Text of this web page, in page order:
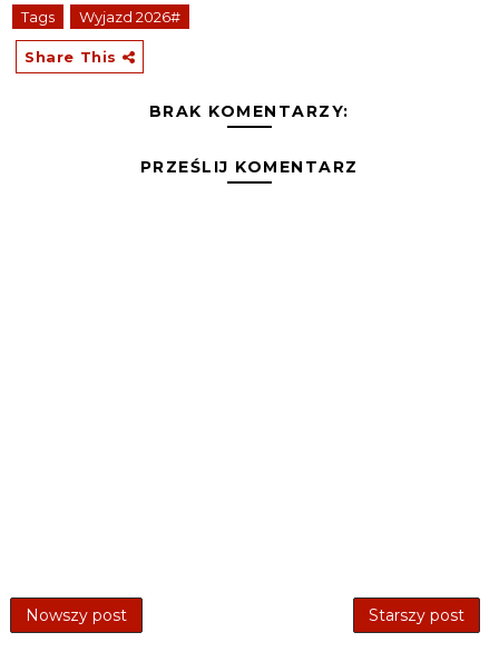
Tags Wyjazd 2026#
Share This
BRAK KOMENTARZY:
PRZEŚLIJ KOMENTARZ
Nowszy post Starszy post